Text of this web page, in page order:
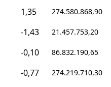
1,35 274.580.868,90
-1,43 21.457.753,20
-0,10 86.832.190,65
-0,77 274.219.710,30